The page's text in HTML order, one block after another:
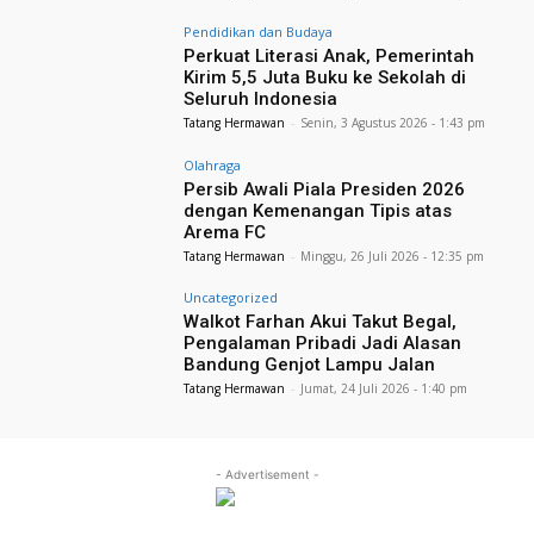
Pendidikan dan Budaya
Perkuat Literasi Anak, Pemerintah
Kirim 5,5 Juta Buku ke Sekolah di
Seluruh Indonesia
Tatang Hermawan - Senin, 3 Agustus 2026 - 1:43 pm
Olahraga
Persib Awali Piala Presiden 2026
dengan Kemenangan Tipis atas
Arema FC
Tatang Hermawan - Minggu, 26 Juli 2026 - 12:35 pm
Uncategorized
Walkot Farhan Akui Takut Begal,
Pengalaman Pribadi Jadi Alasan
Bandung Genjot Lampu Jalan
Tatang Hermawan - Jumat, 24 Juli 2026 - 1:40 pm
- Advertisement -